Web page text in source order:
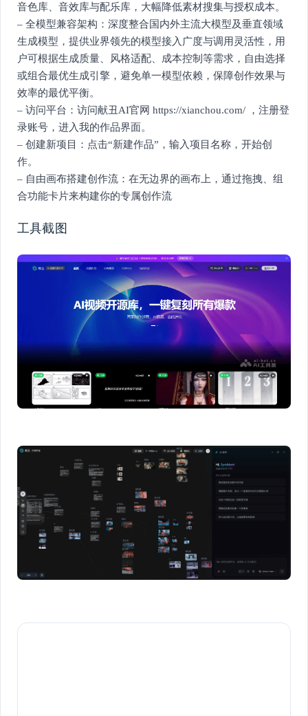
音色库、音效库与配乐库，大幅降低素材搜集与授权成本。
– 全模型兼容架构：深度整合国内外主流大模型及垂直领域
生成模型，提供业界领先的模型接入广度与调用灵活性，用
户可根据生成质量、风格适配、成本控制等需求，自由选择
或组合最优生成引擎，避免单一模型依赖，保障创作效果与
效率的最优平衡。
– 访问平台：访问献丑AI官网 https://xianchou.com/ ，注册登
录账号，进入我的作品界面。
– 创建新项目：点击“新建作品”，输入项目名称，开始创
作。
– 自由画布搭建创作流：在无边界的画布上，通过拖拽、组
合功能卡片来构建你的专属创作流
工具截图